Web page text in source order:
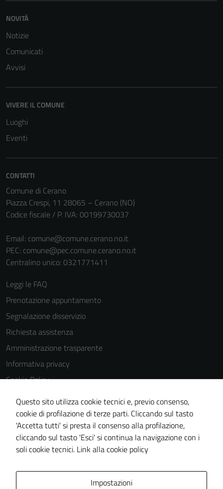
NOVITÀ
Notizie
Comunicati
Avvisi
VIVERE IL COMUNE
Luoghi
Eventi
CONTATTI
Comune di Cerano
Piazza Crespi, 11 28065 – Cerano (NO)
Codice fiscale / P. IVA: 00199730037
Email: comune@comune.cerano.no.it
PEC: comune@pec.comune.cerano.no.it
Centralino unico: 0321771411
Leggi le FAQ
Prenotazione appuntamento
Segnalazione disservizio
Richiesta assistenza
Amministrazione trasparente
Informativa privacy
Cookie Policy
Note legali
Dichiarazione di accessibilità
Piano di miglioramento del sito
Meccanismo di feedback
Questo sito utilizza cookie tecnici e, previo consenso,
cookie di profilazione di terze parti. Cliccando sul tasto
'Accetta tutti' si presta il consenso alla profilazione,
cliccando sul tasto 'Esci' si continua la navigazione con i
soli cookie tecnici. Link alla cookie policy
Impostazioni
disabilitati.
Questi cookie
non raccolgono
informazioni
personali.